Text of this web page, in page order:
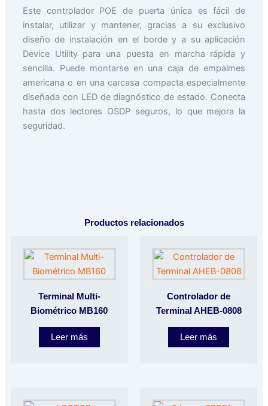
Este controlador POE de puerta única es fácil de
instalar, utilizar y mantener, gracias a su exclusivo
diseño de instalación en el borde y a su aplicación
Device Utility para una puesta en marcha rápida y
sencilla. Puede montarse en una caja de empalmes
americana o en una carcasa compacta especialmente
diseñada con LED de diagnóstico de estado. Conecta
hasta dos lectores OSDP seguros, lo que mejora la
seguridad.
Productos relacionados
Terminal Multi-
Biométrico MB160
Leer más
Controlador de
Terminal AHEB-0808
Leer más